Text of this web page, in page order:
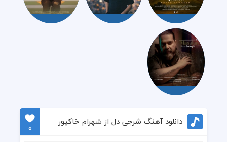
دانلود آهنگ شرجی دل از شهرام خاکپور
0